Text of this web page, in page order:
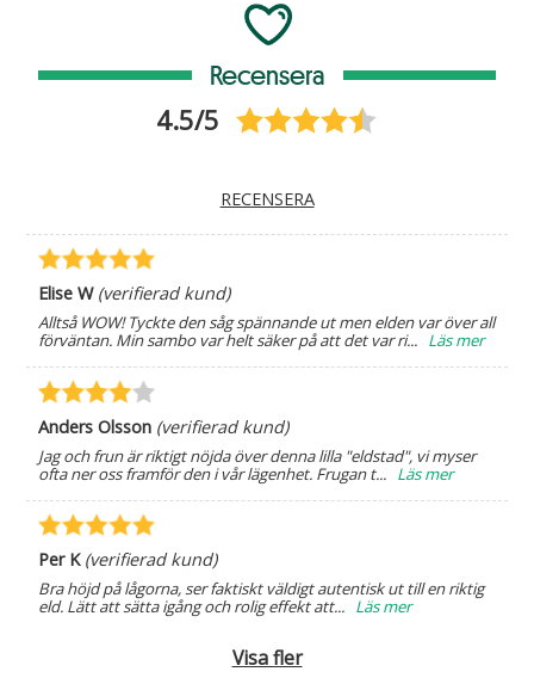
Recensera
4.5/5
RECENSERA
Elise W(verifierad kund)
Alltså WOW! Tyckte den såg spännande ut men elden var över all
förväntan. Min sambo var helt säker på att det var ri... Läs mer
Anders Olsson (verifierad kund)
Jag och frun är riktigt nöjda över denna lilla "eldstad", vi myser
ofta ner oss framför den i vår lägenhet. Frugan t... Läs mer
Per K(verifierad kund)
Bra höjd på lågorna, ser faktiskt väldigt autentisk ut till en riktig
eld. Lätt att sätta igång och rolig effekt att... Läs mer
Visa fler